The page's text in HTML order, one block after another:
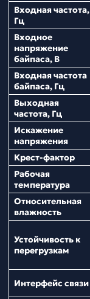
Входная частота,
Гц
Входное
напряжение
байпаса, В
Входная частота
байпаса, Гц
Выходная
частота, Гц
Искажение
напряжения
Крест-фактор
Рабочая
температура
Относительная
влажность
Устойчивость к
перегрузкам
Интерфейс связи